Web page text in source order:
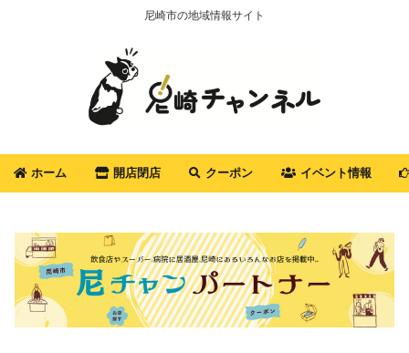
尼崎市の地域情報サイト
ホーム 開店閉店 クーポン イベント情報